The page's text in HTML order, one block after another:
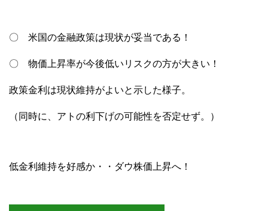
〇 米国の金融政策は現状が妥当である！
〇 物価上昇率が今後低いリスクの方が大きい！
政策金利は現状維持がよいと示した様子。
（同時に、アトの利下げの可能性を否定せず。）
低金利維持を好感か・・ダウ株価上昇へ！